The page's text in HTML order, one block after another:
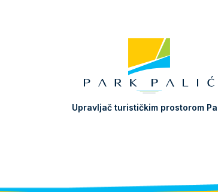
Upravljač turističkim prostorom